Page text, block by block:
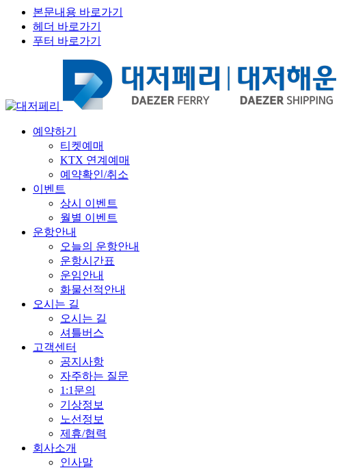
본문내용 바로가기
헤더 바로가기
푸터 바로가기
예약하기
티켓예매
KTX 연계예매
예약확인/취소
이벤트
상시 이벤트
월별 이벤트
운항안내
오늘의 운항안내
운항시간표
운임안내
화물선적안내
오시는 길
오시는 길
셔틀버스
고객센터
공지사항
자주하는 질문
1:1문의
기상정보
노선정보
제휴/협력
회사소개
인사말